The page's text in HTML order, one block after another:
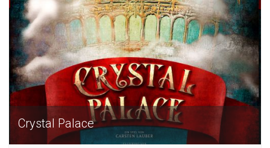
Crystal Palace